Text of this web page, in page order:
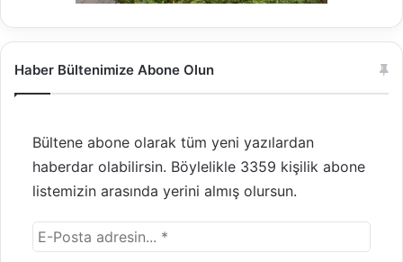
Haber Bültenimize Abone Olun
Bültene abone olarak tüm yeni yazılardan
haberdar olabilirsin. Böylelikle 3359 kişilik abone
listemizin arasında yerini almış olursun.